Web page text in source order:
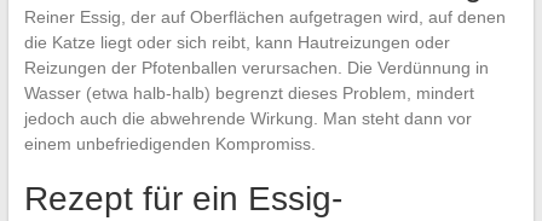
Reiner Essig, der auf Oberflächen aufgetragen wird, auf denen
die Katze liegt oder sich reibt, kann Hautreizungen oder
Reizungen der Pfotenballen verursachen. Die Verdünnung in
Wasser (etwa halb-halb) begrenzt dieses Problem, mindert
jedoch auch die abwehrende Wirkung. Man steht dann vor
einem unbefriedigenden Kompromiss.
Rezept für ein Essig-